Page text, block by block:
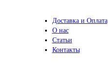
Доставка и Оплата
О нас
Статьи
Контакты